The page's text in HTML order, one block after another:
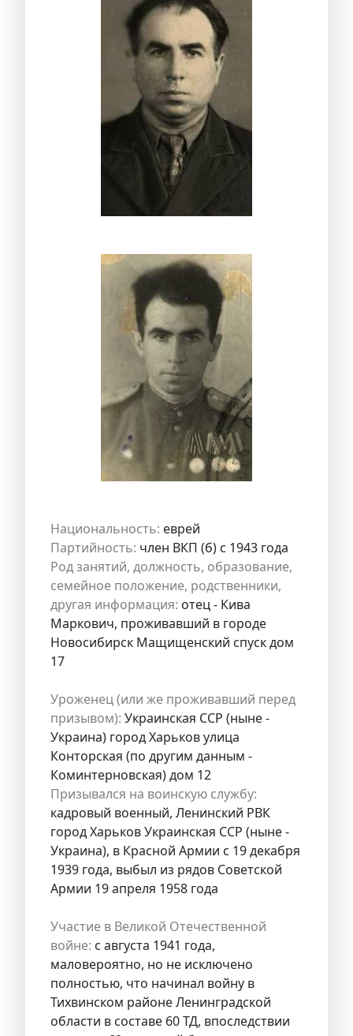
Национальность: еврей
Партийность: член ВКП (б) с 1943 года
Род занятий, должность, образование,
семейное положение, родственники,
другая информация: отец - Кива
Маркович, проживавший в городе
Новосибирск Мащищенский спуск дом
17
Уроженец (или же проживавший перед
призывом): Украинская ССР (ныне -
Украина) город Харьков улица
Конторская (по другим данным -
Коминтерновская) дом 12
Призывался на воинскую службу:
кадровый военный, Ленинский РВК
город Харьков Украинская ССР (ныне -
Украина), в Красной Армии с 19 декабря
1939 года, выбыл из рядов Советской
Армии 19 апреля 1958 года
Участие в Великой Отечественной
войне: с августа 1941 года,
маловероятно, но не исключено
полностью, что начинал войну в
Тихвинском районе Ленинградской
области в составе 60 ТД, впоследствии